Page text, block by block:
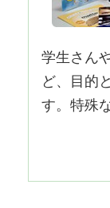
学生さん
ど、目的
す。特殊